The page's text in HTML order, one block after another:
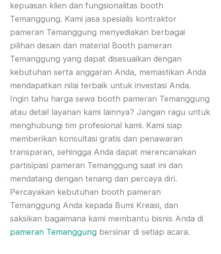
kepuasan klien dan fungsionalitas booth
Temanggung. Kami jasa spesialis kontraktor
pameran Temanggung menyediakan berbagai
pilihan desain dan material Booth pameran
Temanggung yang dapat disesuaikan dengan
kebutuhan serta anggaran Anda, memastikan Anda
mendapatkan nilai terbaik untuk investasi Anda.
Ingin tahu harga sewa booth pameran Temanggung
atau detail layanan kami lainnya? Jangan ragu untuk
menghubungi tim profesional kami. Kami siap
memberikan konsultasi gratis dan penawaran
transparan, sehingga Anda dapat merencanakan
partisipasi pameran Temanggung saat ini dan
mendatang dengan tenang dan percaya diri.
Percayakan kebutuhan booth pameran
Temanggung Anda kepada Bumi Kreasi, dan
saksikan bagaimana kami membantu bisnis Anda di
pameran Temanggung bersinar di setiap acara.